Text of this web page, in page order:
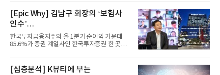
[Epic Why] 김남구 회장의 ‘보험사
인수’
발걸음이 신중해진 배경은?
한국투자금융지주의 올 1분기 순이익 가운데
85.6%가 증권 계열사인 한국투자증권 한 곳에
[심층분석] K뷰티에 부는